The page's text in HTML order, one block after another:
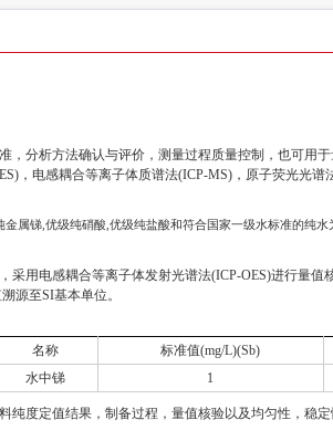
，分析方法确认与评价，测量过程质量控制，也可用
，电感耦合等离子体质谱法(ICP-MS)，原子荧光光
属锑,优级纯硝酸,优级纯盐酸和符合国家一级水标准的纯
采用电感耦合等离子体发射光谱法(ICP-OES)进行量
源至SI基本单位。
名称 标准值(mg/L)(Sb)
水中锑 1
纯度定值结果，制备过程，量值核验以及均匀性，稳定